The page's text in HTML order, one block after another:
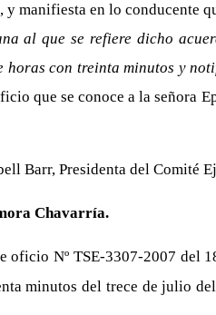
manifiesta en lo conducente
al que se refiere dicho
con treinta minutos y
que se conoce a la señora
Barr, Presidenta del Comité
Chavarría.
Nº TSE-3307-2007 del
minutos del trece de julio